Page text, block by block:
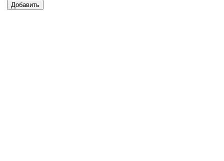
Добавить